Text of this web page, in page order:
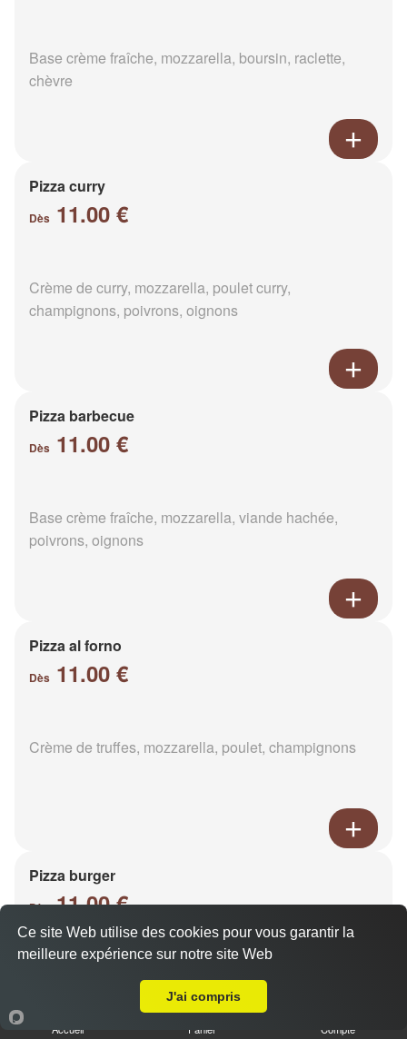
Base crème fraîche, mozzarella, boursin, raclette,
chèvre
Pizza curry
Dès 11.00 €
Crème de curry, mozzarella, poulet curry,
champignons, poivrons, oignons
Pizza barbecue
Dès 11.00 €
Base crème fraîche, mozzarella, viande hachée,
poivrons, oignons
Pizza al forno
Dès 11.00 €
Crème de truffes, mozzarella, poulet, champignons
Pizza burger
Dès11.00 €
Base sauce burger, mozzarella, viande hachée,
oignons, cheddar, poivrons
Accueil Panier Compte
Ce site Web utilise des cookies pour vous garantir la
meilleure expérience sur notre site Web
J'ai compris